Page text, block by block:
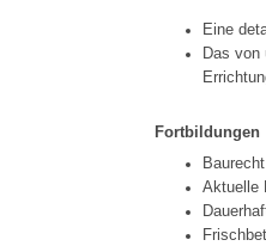
Eine
Das von
Fortbildungen
Aktuelle